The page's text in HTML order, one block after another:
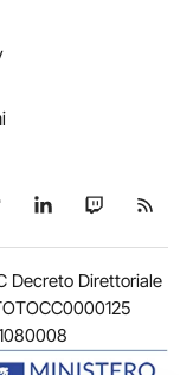
Telegram
su TikTok
Seguici su
Seguici
Decreto Direttoriale